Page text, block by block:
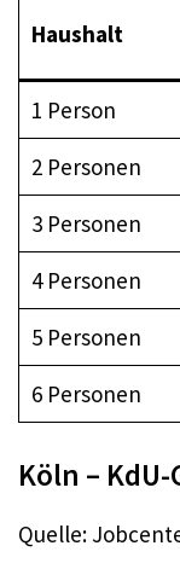
Haushalt
1 Person
2 Personen
3 Personen
4 Personen
5 Personen
6 Personen
Köln –
Quelle: